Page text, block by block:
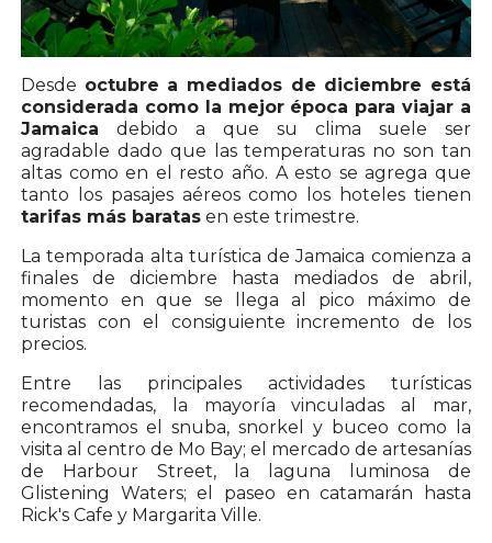
Desde octubre a mediados de diciembre está
considerada como la mejor época para viajar a
Jamaica debido a que su clima suele ser
agradable dado que las temperaturas no son tan
altas como en el resto año. A esto se agrega que
tanto los pasajes aéreos como los hoteles tienen
tarifas más baratas en este trimestre.
La temporada alta turística de Jamaica comienza a
finales de diciembre hasta mediados de abril,
momento en que se llega al pico máximo de
turistas con el consiguiente incremento de los
precios.
Entre las principales actividades turísticas
recomendadas, la mayoría vinculadas al mar,
encontramos el snuba, snorkel y buceo como la
visita al centro de Mo Bay; el mercado de artesanías
de Harbour Street, la laguna luminosa de
Glistening Waters; el paseo en catamarán hasta
Rick's Cafe y Margarita Ville.